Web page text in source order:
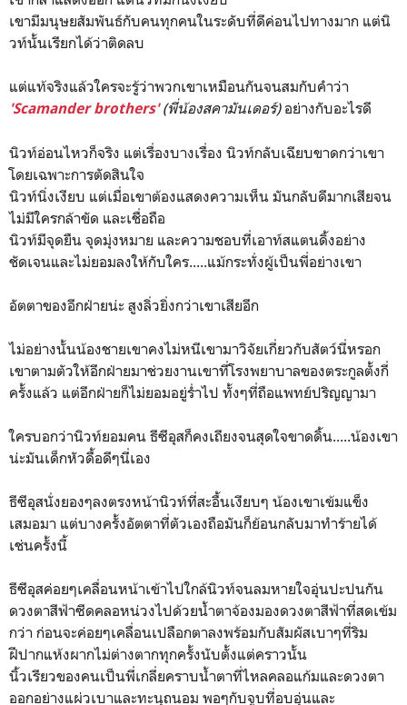
เขามีมนุษยสัมพันธ์กับคนทุกคนในระดับที่ดีค่อนไปทางมาก แต่นิ
วท์นั้นเรียกได้ว่าติดลบ
แต่แท้จริงแล้วใครจะรู้ว่าพวกเขาเหมือนกันจนสมกับคำว่า
'Scamander brothers' (พี่น้องสคามันเดอร์)อย่างกับอะไรดี
นิวท์อ่อนไหวก็จริง แต่เรื่องบางเรื่อง นิวท์กลับเฉียบขาดกว่าเขา
โดยเฉพาะการตัดสินใจ
นิวท์นิ่งเงียบ แต่เมื่อเขาต้องแสดงความเห็น มันกลับดีมากเสียจน
ไม่มีใครกล้าขัด และเชื่อถือ
นิวท์มีจุดยืน จุดมุ่งหมาย และความชอบที่เอาท์สแตนดิ้งอย่าง
ชัดเจนและไม่ยอมลงให้กับใคร.....แม้กระทั่งผู้เป็นพี่อย่างเขา
อัตตาของอีกฝ่ายน่ะ สูงลิ่วยิ่งกว่าเขาเสียอีก
ไม่อย่างนั้นน้องชายเขาคงไม่หนีเขามาวิจัยเกี่ยวกับสัตว์นี่หรอก
เขาตามตัวให้อีกฝ่ายมาช่วยงานเขาที่โรงพยาบาลของตระกูลตั้งกี่
ครั้งแล้ว แต่อีกฝ่ายก็ไม่ยอมอยู่ร่ำไป ทั้งๆที่ถือแพทย์ปริญญามา
ใครบอกว่านิวท์ยอมคน ธีซีอุสก็คงเถียงจนสุดใจขาดดิ้น.....น้องเขา
น่ะมันเด็กหัวดื้อดีๆนี่เอง
ธีซีอุสนั่งยองๆลงตรงหน้านิวท์ที่สะอื้นเงียบๆ น้องเขาเข้มแข็ง
เสมอมา แต่บางครั้งอัตตาที่ตัวเองถือมันก็ย้อนกลับมาทำร้ายได้
เช่นครั้งนี้
ธีซีอุสค่อยๆเคลื่อนหน้าเข้าไปใกล้นิวท์จนลมหายใจอุ่นปะปนกัน
ดวงตาสีฟ้าซีดคลอหน่วงไปด้วยน้ำตาจ้องมองดวงตาสีฟ้าที่สดเข้ม
กว่า ก่อนจะค่อยๆเคลื่อนเปลือกตาลงพร้อมกับสัมผัสเบาๆที่ริม
ฝีปากแห้งผากไม่ต่างตากทุกครั้งนับตั้งแต่คราวนั้น
นิ้วเรียวของคนเป็นพี่เกลี่ยคราบน้ำตาที่ไหลคลอแก้มและดวงตา
ออกอย่างแผ่วเบาและทะนุถนอม พอๆกับจูบที่อบอุ่นและ